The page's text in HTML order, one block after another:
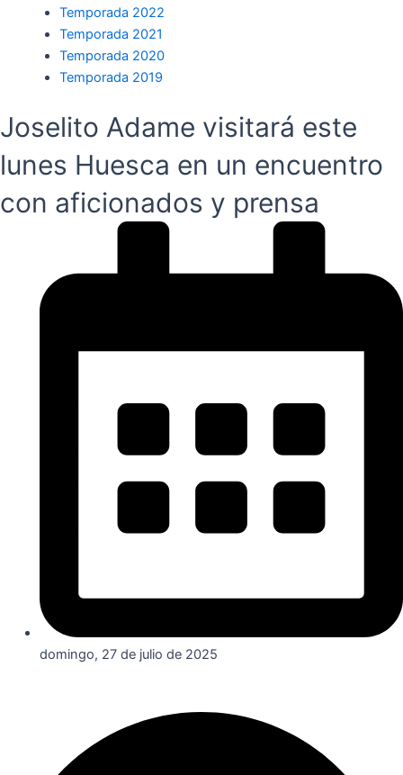
Temporada 2022
Temporada 2021
Temporada 2020
Temporada 2019
Joselito Adame visitará este
lunes Huesca en un encuentro
con aficionados y prensa
domingo, 27 de julio de 2025